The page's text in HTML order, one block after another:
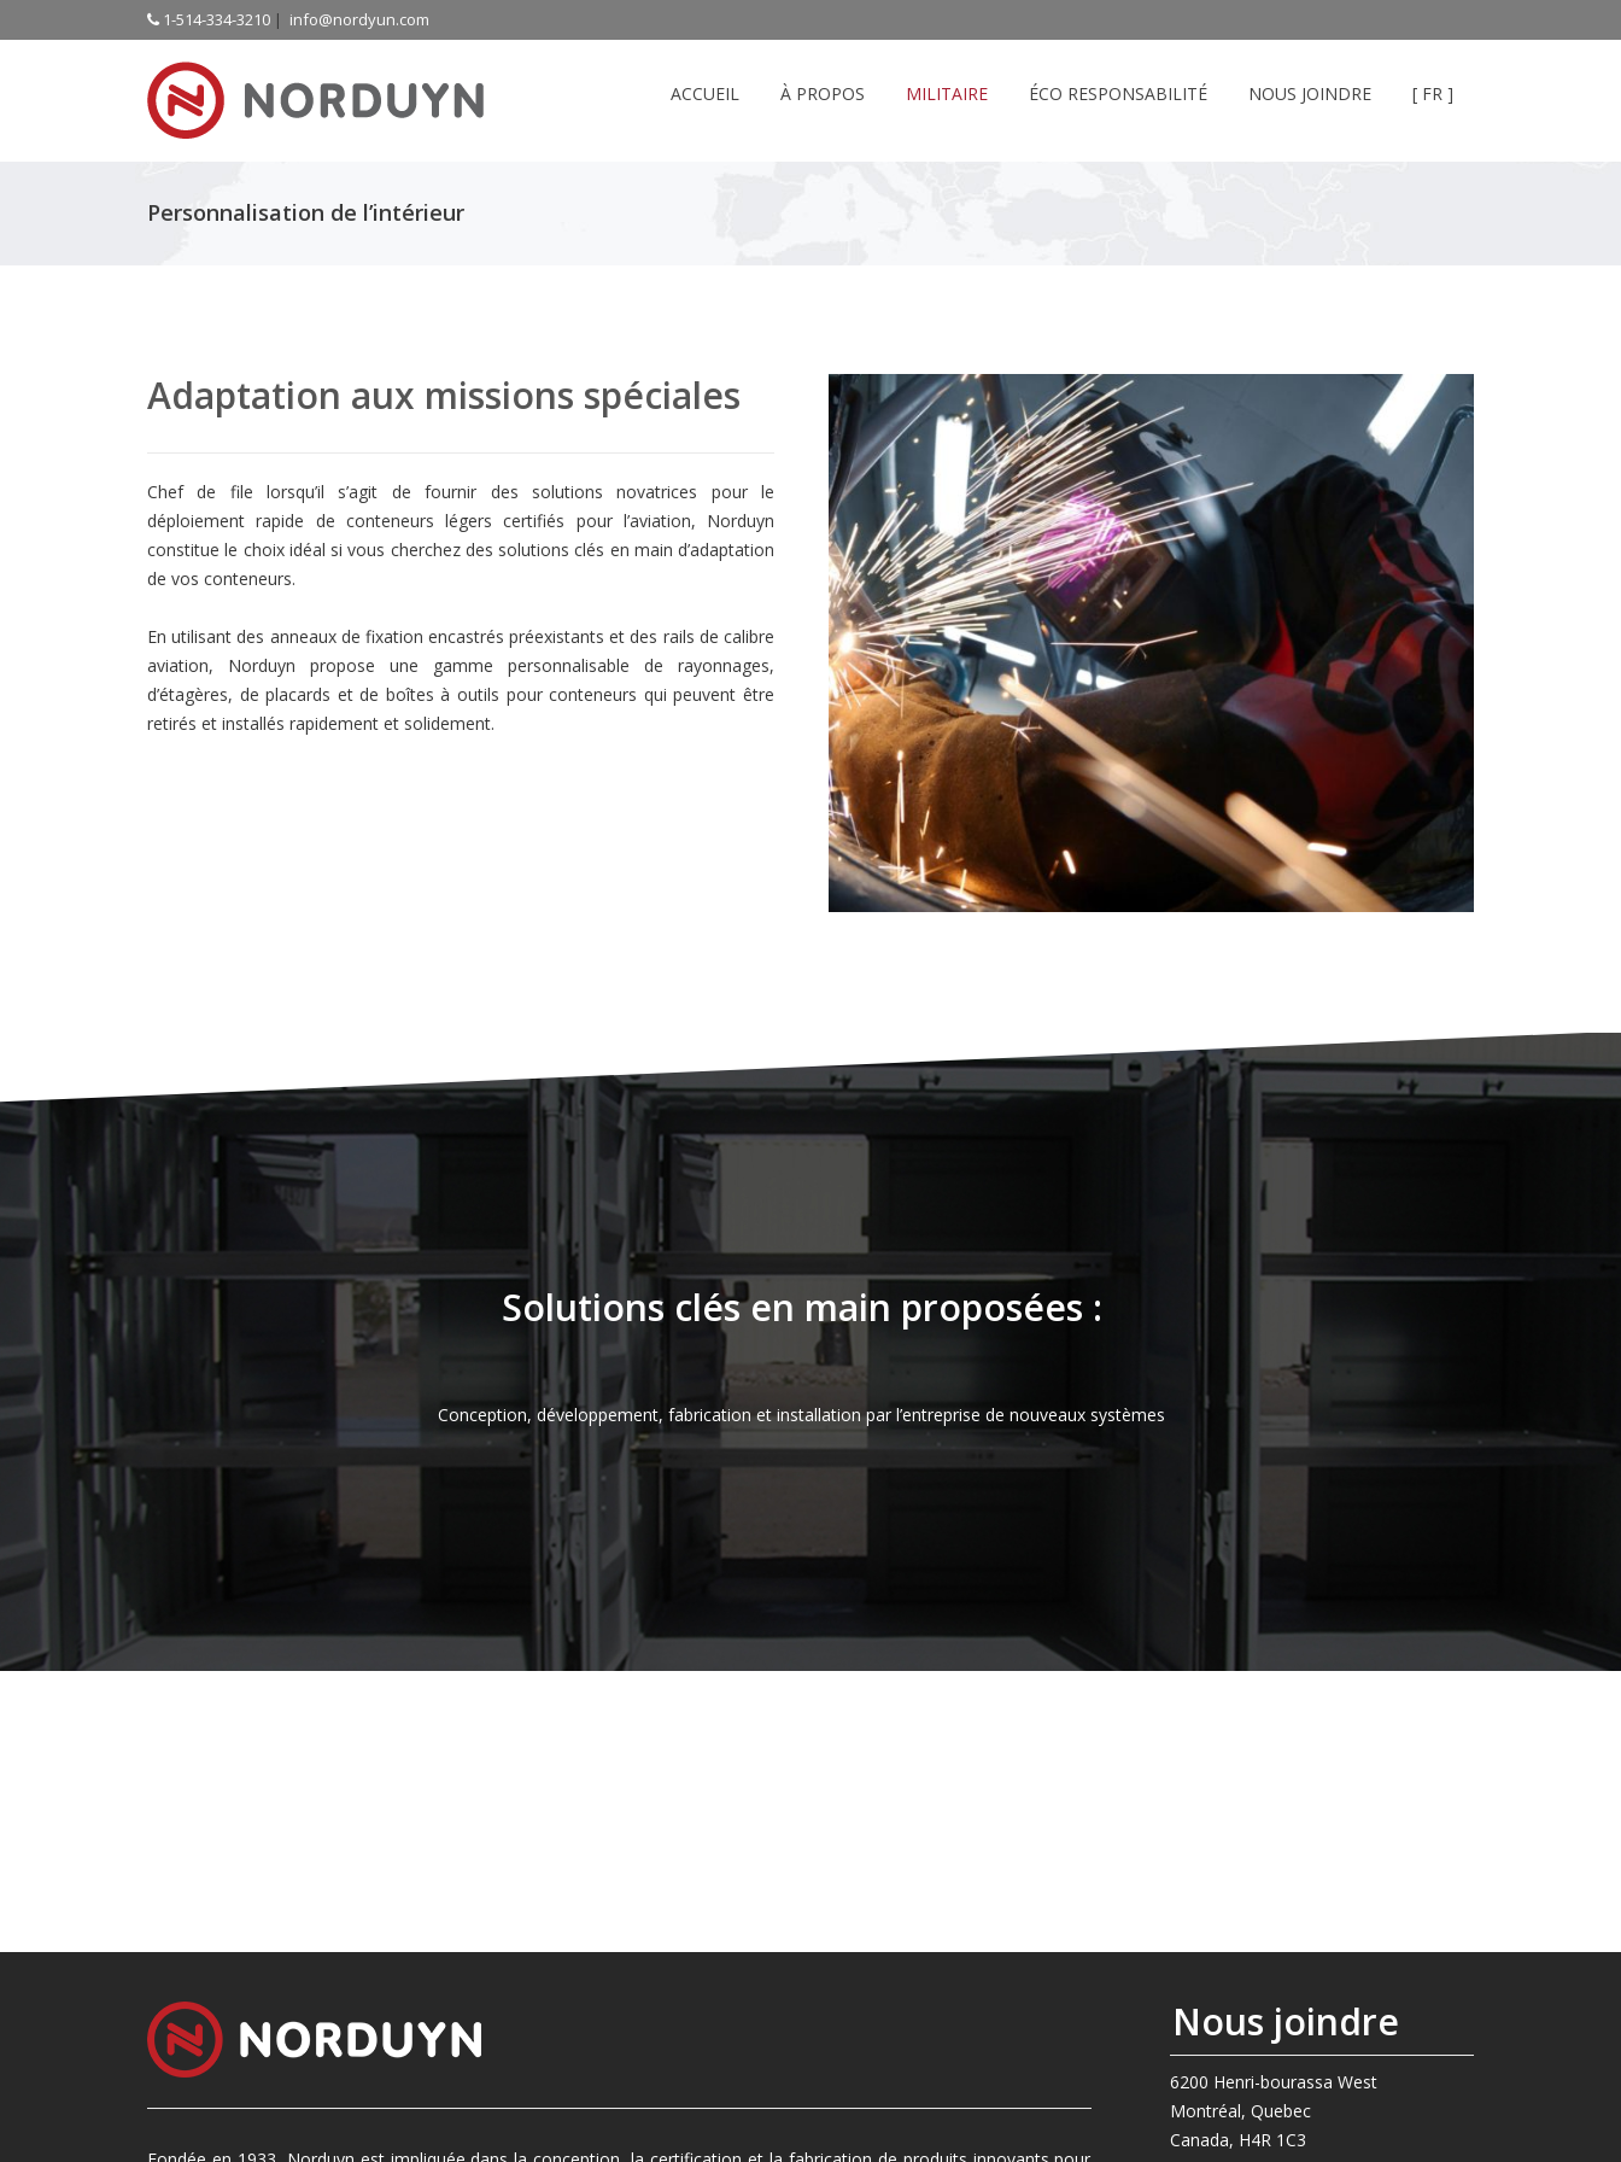
1-514-334-3210 | info@nordyun.com
ACCUEIL À PROPOS MILITAIRE ÉCO RESPONSABILITÉ NOUS JOINDRE [ FR ]
Personnalisation de l’intérieur
Adaptation aux missions spéciales
Chef de file lorsqu’il s’agit de fournir des solutions novatrices pour le
déploiement rapide de conteneurs légers certifiés pour l’aviation, Norduyn
constitue le choix idéal si vous cherchez des solutions clés en main d’adaptation
de vos conteneurs.
En utilisant des anneaux de fixation encastrés préexistants et des rails de calibre
aviation, Norduyn propose une gamme personnalisable de rayonnages,
d’étagères, de placards et de boîtes à outils pour conteneurs qui peuvent être
retirés et installés rapidement et solidement.
Solutions clés en main proposées :
Conception, développement, fabrication et installation par l’entreprise de nouveaux systèmes
Nous joindre
6200 Henri-bourassa West
Montréal, Quebec
Canada, H4R 1C3